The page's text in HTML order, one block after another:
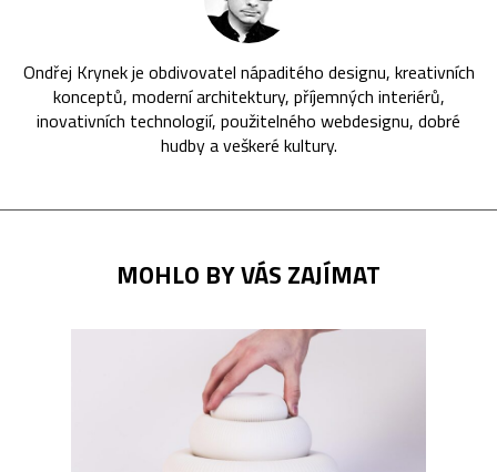
Ondřej Krynek je obdivovatel nápaditého designu, kreativních
konceptů, moderní architektury, příjemných interiérů,
inovativních technologií, použitelného webdesignu, dobré
hudby a veškeré kultury.
MOHLO BY VÁS ZAJÍMAT